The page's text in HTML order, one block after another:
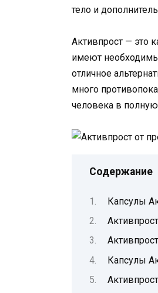
тело и
Активпрост — это
имеют
отличное
много
человека в
Содержание
Капсулы
Капсулы